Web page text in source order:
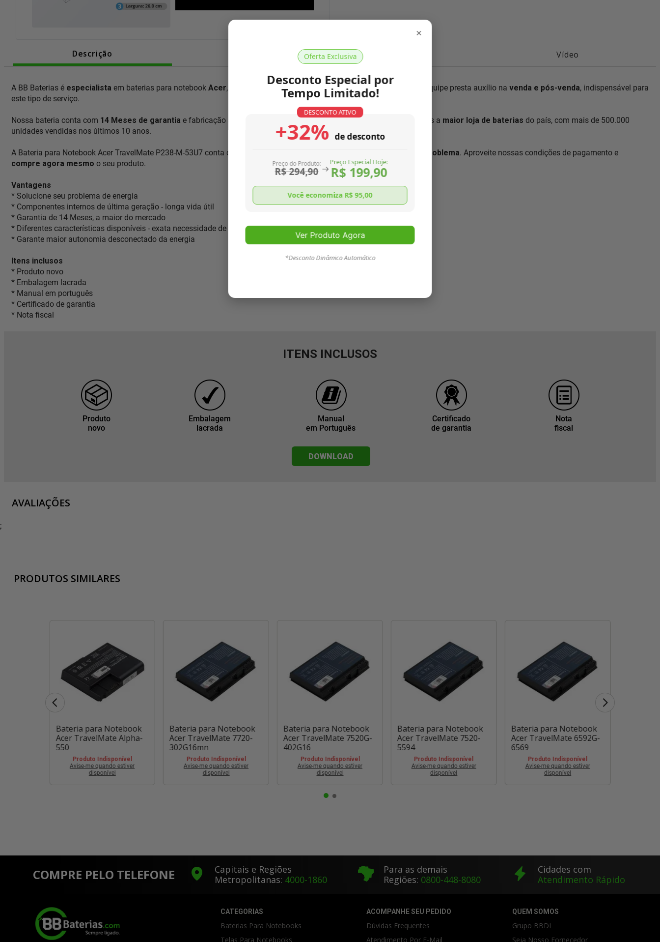
×
Oferta Exclusiva
Desconto Especial por
Tempo Limitado!
DESCONTO ATIVO
+32% de desconto
Preço do Produto:
R$ 294,90
Preço Especial Hoje:
R$ 199,90
Você economiza R$95,00
Ver Produto Agora
*Desconto Dinâmico Automático
Descrição Características Técnicas Vídeo
A BB Baterias é especialista em baterias para notebook Acer, pois conhecemos nosso produto como ninguém. Nossa equipe presta auxílio na venda e pós-venda, indispensável para
este tipo de serviço.
Nossa bateria conta com 14 Meses de garantia e fabricação segundo normas ISO 9001:2000, única no mercado. Somos a maior loja de baterias do país, com mais de 500.000
unidades vendidas nos últimos 10 anos.
A Bateria para Notebook Acer TravelMate P238-M-53U7 conta com as características necessárias para resolver o seu problema. Aproveite nossas condições de pagamento e
compre agora mesmo o seu produto.
Vantagens
* Solucione seu problema de energia
* Componentes internos de última geração - longa vida útil
* Garantia de 14 Meses, a maior do mercado
* Diferentes características disponíveis - exata necessidade de seu aparelho
* Garante maior autonomia desconectado da energia
Itens inclusos
* Produto novo
* Embalagem lacrada
* Manual em português
* Certificado de garantia
* Nota fiscal
ITENS INCLUSOS
Produto
novo
Embalagem
lacrada
Manual
em Português
DOWNLOAD
Certificado
de garantia
Nota
fiscal
AVALIAÇÕES
;
PRODUTOS SIMILARES
Bateria para Notebook
Acer TravelMate Alpha-
550
Produto Indisponível
Avise-me quando estiver
disponível
Bateria para Notebook
Acer TravelMate 7720-
302G16mn
Produto Indisponível
Avise-me quando estiver
disponível
Bateria para Notebook
Acer TravelMate 7520G-
402G16
Produto Indisponível
Avise-me quando estiver
disponível
Bateria para Notebook
Acer TravelMate 7520-
5594
Produto Indisponível
Avise-me quando estiver
disponível
Bateria para Notebook
Acer TravelMate 6592G-
6569
Produto Indisponível
Avise-me quando estiver
disponível
COMPRE PELO TELEFONE
Capitais e Regiões
Metropolitanas: 4000-1860
Para as demais
Regiões: 0800-448-8080
Cidades com
Atendimento Rápido
CATEGORIAS
Baterias Para Notebooks
Telas Para Notebooks
ACOMPANHE SEU PEDIDO
Dúvidas Frequentes
Atendimento Por E-Mail
QUEM SOMOS
Grupo BBDI
Seja Nosso Fornecedor